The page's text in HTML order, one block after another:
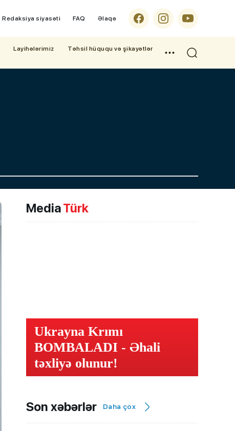
Redaksiya siyasəti FAQ Əlaqə
Layihələrimiz
Təhsil hüququ və şikayətlər
MediaTürk
Ukrayna Krımı
BOMBALADI - Əhali
təxliyə olunur!
Son xəbərlər Daha çox